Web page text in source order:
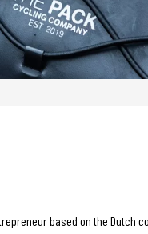
based on the Dutch